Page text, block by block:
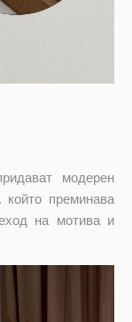
модерен
преминава
на мотива и